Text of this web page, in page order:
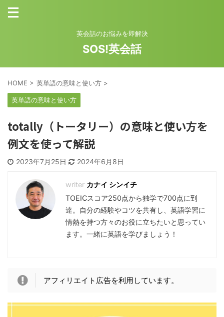
英会話のお悩みを即解決
SOS!英会話
HOME > 英単語の意味と使い方 >
英単語の意味と使い方
totally（トータリー）の意味と使い方を
例文を使って解説
2023年7月25日 2024年6月8日
カナイ シンイチ
TOEICスコア250点から独学で700点に到
達。自分の経験やコツを共有し、英語学習に
情熱を持つ方々のお役に立ちたいと思ってい
ます。一緒に英語を学びましょう！
アフィリエイト広告を利用しています。